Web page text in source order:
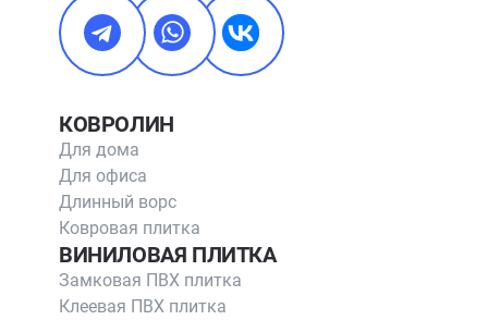
КОВРОЛИН
Для дома
Для офиса
Длинный ворс
Ковровая плитка
ВИНИЛОВАЯ ПЛИТКА
Замковая ПВХ плитка
Клеевая ПВХ плитка